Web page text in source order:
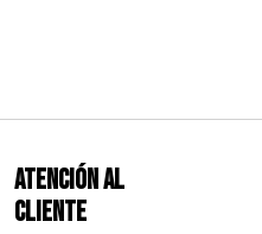
Atención al
Cliente